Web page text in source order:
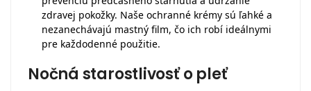
zdravej pokožky. Naše ochranné krémy sú ľahké a
nezanechávajú mastný film, čo ich robí ideálnymi
pre každodenné použitie.
Nočná starostlivosť o pleť